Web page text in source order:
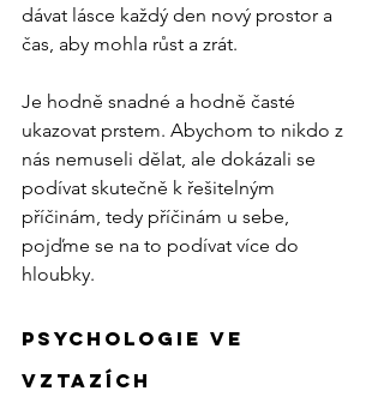
dávat lásce každý den nový prostor a
čas, aby mohla růst a zrát.
Je hodně snadné a hodně časté
ukazovat prstem. Abychom to nikdo z
nás nemuseli dělat, ale dokázali se
podívat skutečně k řešitelným
příčinám, tedy příčinám u sebe,
pojďme se na to podívat více do
hloubky.
Psychologie ve
vztazích